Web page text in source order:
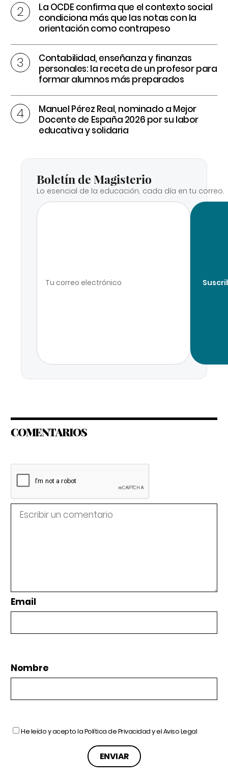
La OCDE confirma que el contexto social
condiciona más que las notas con la
orientación como contrapeso
Contabilidad, enseñanza y finanzas
personales: la receta de un profesor para
formar alumnos más preparados
Manuel Pérez Real, nominado a Mejor
Docente de España 2026 por su labor
educativa y solidaria
Boletín de Magisterio
Lo esencial de la educación, cada día en tu correo.
COMENTARIOS
Email
Nombre
He leído y acepto laPolítica de Privacidady elAviso Legal